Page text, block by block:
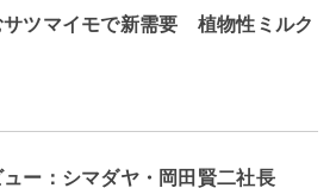
サツマイモで新需要 植物性ミルク
ュー：シマダヤ・岡田賢二社長